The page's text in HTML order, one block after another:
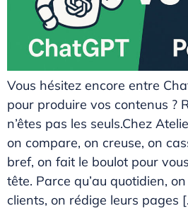
Vous hésitez encore entre
pour produire vos contenus ?
n’êtes pas les seuls.Chez
on compare, on creuse, on
bref, on fait le boulot pour
tête. Parce qu’au quotidien,
clients, on rédige leurs pages